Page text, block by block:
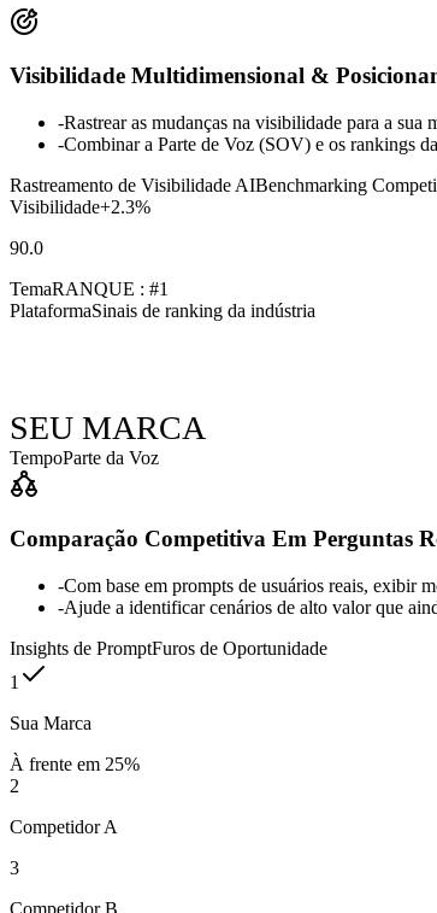
Visibilidade Multidimensional &
-Rastrear as mudanças na visibilidade para a sua
-Combinar a Parte de Voz (SOV) e os rankings
Rastreamento de Visibilidade AIBenchmarking
Visibilidade+2.3%
90.0
TemaRANQUE : #1
PlataformaSinais de ranking da indústria
SEU MARCA
TempoParte da Voz
Comparação Competitiva Em Perguntas
-Com base em prompts de usuários reais, exibir
-Ajude a identificar cenários de alto valor que
Insights de PromptFuros de Oportunidade
1
Sua Marca
À frente em 25%
2
Competidor A
3
Competidor B